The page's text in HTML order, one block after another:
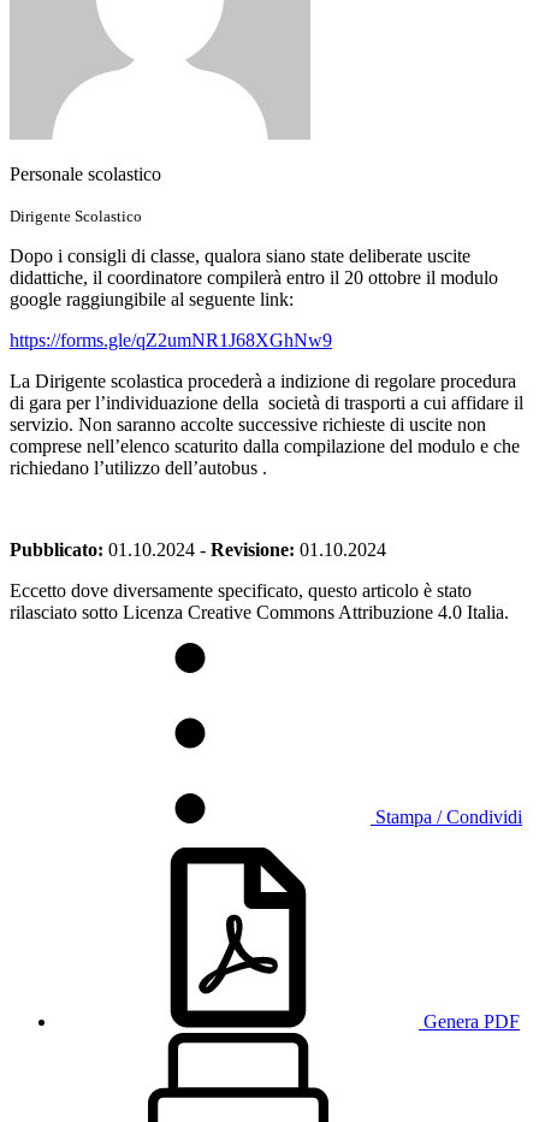
Personale scolastico
Dirigente Scolastico
Dopo i consigli di classe, qualora siano state deliberate uscite
didattiche, il coordinatore compilerà entro il 20 ottobre il modulo
google raggiungibile al seguente link:
https://forms.gle/qZ2umNR1J68XGhNw9
La Dirigente scolastica procederà a indizione di regolare procedura
di gara per l’individuazione della società di trasporti a cui affidare il
servizio. Non saranno accolte successive richieste di uscite non
comprese nell’elenco scaturito dalla compilazione del modulo e che
richiedano l’utilizzo dell’autobus .
Pubblicato: 01.10.2024 - Revisione: 01.10.2024
Eccetto dove diversamente specificato, questo articolo è stato
rilasciato sotto Licenza Creative Commons Attribuzione 4.0 Italia.
Stampa / Condividi
Genera PDF